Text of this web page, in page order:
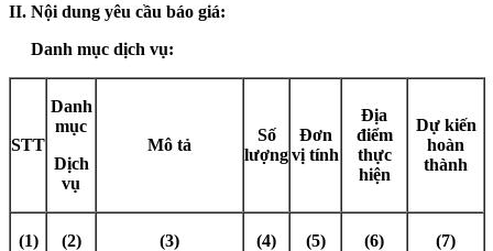
II. Nội dung yêu cầu báo giá:
Danh mục dịch vụ:
STT
Danh
mục
Dịch
vụ
Mô tả
Số
lượng
Đơn
vị tính
Địa
điểm
thực
hiện
Dự kiến
hoàn
thành
(1) (2) (3) (4) (5) (6) (7)